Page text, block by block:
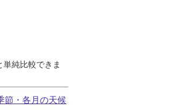
純比較できま
節・各月の天候